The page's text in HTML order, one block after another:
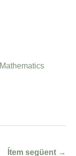
Mathematics
Ítem següent →